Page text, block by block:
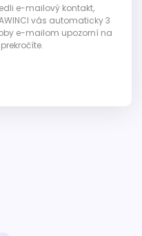
e-mailový kontakt,
vás automaticky 3
e-mailom upozorní na